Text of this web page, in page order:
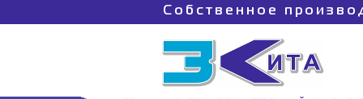
Собственное